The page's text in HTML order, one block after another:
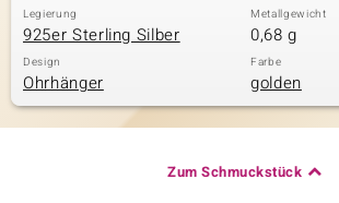
Legierung
925er Sterling Silber
Metallgewicht
0,68 g
Design
Ohrhänger
Farbe
golden
Zum Schmuckstück